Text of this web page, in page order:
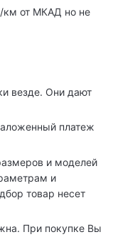
км от МКАД но не
везде. Они дают
платеж
и моделей
и
товар несет
При покупке Вы